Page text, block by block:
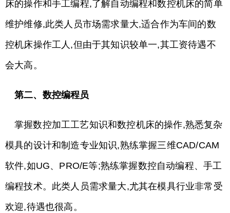
床的操作和手工编程,了解自动编程和数控机床的简单
维护维修,此类人员市场需求量大,适合作为车间的数
控机床操作工人,但由于其知识较单一,其工资待遇不
会大高。
第二、数控编程员
掌握数控加工工艺知识和数控机床的操作,熟悉复杂
模具的设计和制造专业知识,熟练掌握三维CAD/CAM
软件,如UG、PRO/E等;熟练掌握数控自动编程、手工
编程技术。此类人员需求量大,尤其在模具行业非常受
欢迎,待遇也很高。